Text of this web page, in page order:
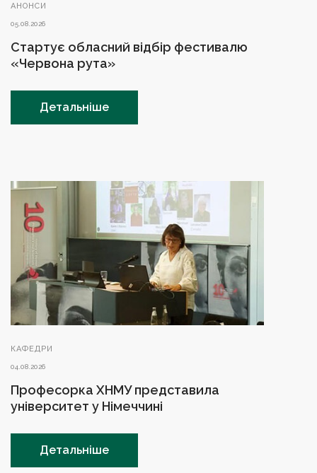
АНОНСИ
05.08.2026
Стартує обласний відбір фестивалю
«Червона рута»
Детальніше
КАФЕДРИ
04.08.2026
Професорка ХНМУ представила
університет у Німеччині
Детальніше